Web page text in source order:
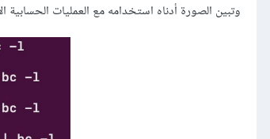
وتبين الصورة أدناه استخدامه مع العمليات الحسابية